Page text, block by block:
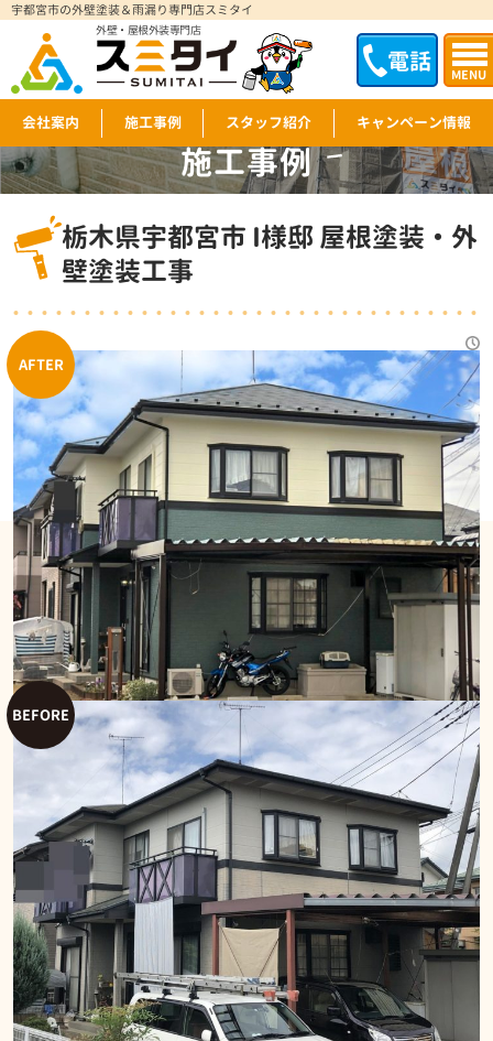
電話 MENU
宇都宮市の外壁塗装＆雨漏り専門店スミタイ
外壁・屋根外装専門店
会社案内 施工事例 スタッフ紹介 キャンペーン情報
施工事例
WORKS
栃木県宇都宮市 I様邸 屋根塗装・外
壁塗装工事